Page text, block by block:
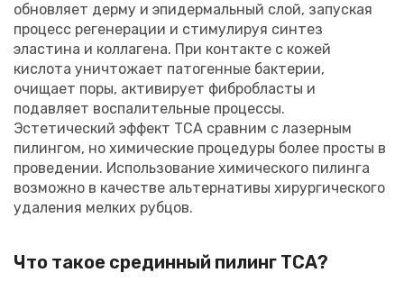
обновляет дерму и эпидермальный слой, запуская
процесс регенерации и стимулируя синтез
эластина и коллагена. При контакте с кожей
кислота уничтожает патогенные бактерии,
очищает поры, активирует фибробласты и
подавляет воспалительные процессы.
Эстетический эффект ТСА сравним с лазерным
пилингом, но химические процедуры более просты в
проведении. Использование химического пилинга
возможно в качестве альтернативы хирургического
удаления мелких рубцов.
Что такое срединный пилинг ТСА?